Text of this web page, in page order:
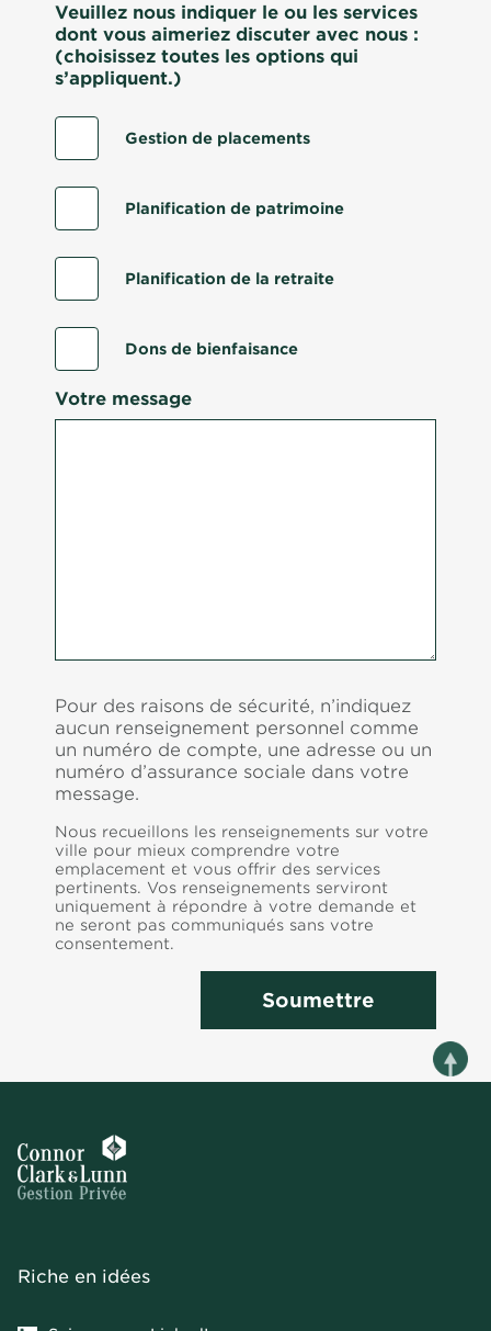
Veuillez nous indiquer le ou les services
dont vous aimeriez discuter avec nous :
(choisissez toutes les options qui
s’appliquent.)
Gestion de placements
Planification de patrimoine
Planification de la retraite
Dons de bienfaisance
Votre message
Pour des raisons de sécurité, n’indiquez
aucun renseignement personnel comme
un numéro de compte, une adresse ou un
numéro d’assurance sociale dans votre
message.
Nous recueillons les renseignements sur votre
ville pour mieux comprendre votre
emplacement et vous offrir des services
pertinents. Vos renseignements serviront
uniquement à répondre à votre demande et
ne seront pas communiqués sans votre
consentement.
Soumettre
Riche en idées